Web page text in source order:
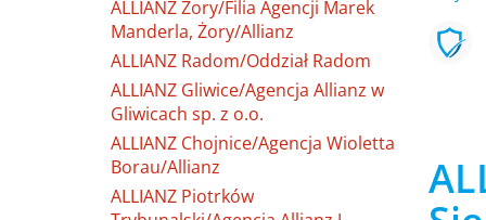
ALLIANZ Żory/Filia Agencji Marek
Manderla, Żory/Allianz
ALLIANZ Radom/Oddział Radom
ALLIANZ Gliwice/Agencja Allianz w
Gliwicach sp. z o.o.
ALLIANZ Chojnice/Agencja Wioletta
Borau/Allianz
ALLIANZ Piotrków